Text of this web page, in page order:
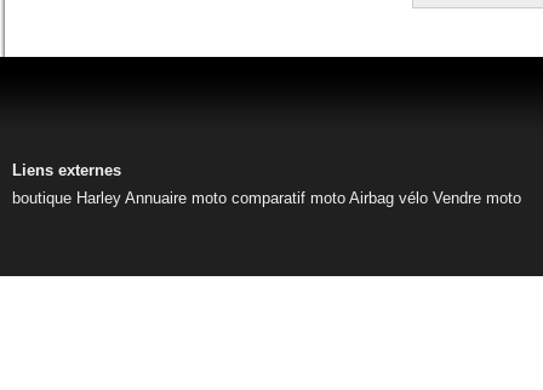
Liens externes
boutique Harley Annuaire moto comparatif moto Airbag vélo Vendre moto